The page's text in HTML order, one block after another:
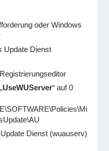
oder Windows
Update Dienst
UseWUServer“ auf 0
Dienst (wuauserv)